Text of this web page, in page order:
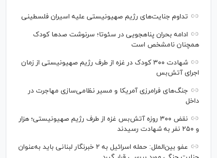
تداوم جنایت‌های رژیم صهیونیستی علیه اسیران فلسطینی
ادامه بحران پناهجویی در سئوتا؛ سرنوشت صدها کودک
همچنان نامشخص است
شهادت ۳۰۰ کودک در غزه از طرف رژیم صهیونیستی از زمان
اجرای آتش‌بس
جنگ‌های فرامرزی آمریکا و مسیر نظامی‌سازی مهاجرت در
داخل
نقض ۳۰۰ روزه آتش‌بس غزه از طرف رژیم صهیونیستی؛ هزار
و ۲۵۰ نفر به شهادت رسیدند
عفو بین‌الملل: حمله اسرائیل به ۲ خبرنگار لبنانی باید به‌عنوان